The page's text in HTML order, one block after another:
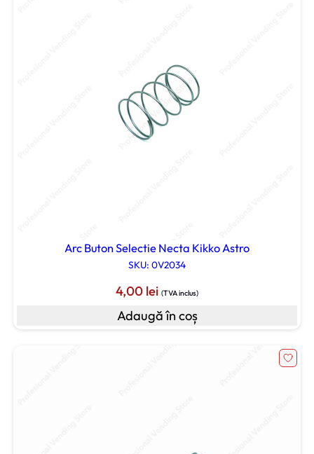
Arc Buton Selectie Necta Kikko Astro
SKU: 0V2034
4,00 lei (TVA inclus)
Adaugă în coș